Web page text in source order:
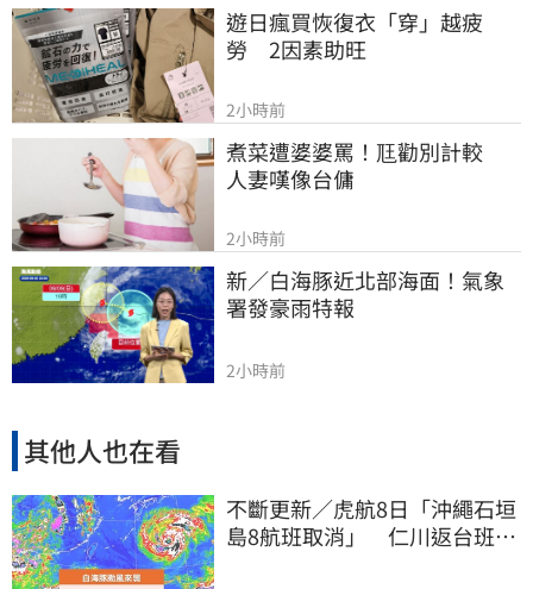
遊日瘋買恢復衣「穿」越疲
勞　2因素助旺
2小時前
煮菜遭婆婆罵！尫勸別計較
人妻嘆像台傭
2小時前
新／白海豚近北部海面！氣象
署發豪雨特報
2小時前
其他人也在看
不斷更新／虎航8日「沖繩石垣
島8航班取消」 仁川返台班機